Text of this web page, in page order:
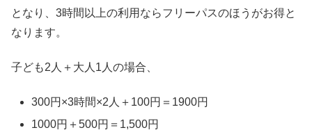
となり、3時間以上の利用ならフリーパスのほうがお得と
なります。
子ども2人＋大人1人の場合、
300円×3時間×2人＋100円＝1900円
1000円＋500円＝1,500円